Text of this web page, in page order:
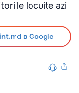
locuite azi
в Google